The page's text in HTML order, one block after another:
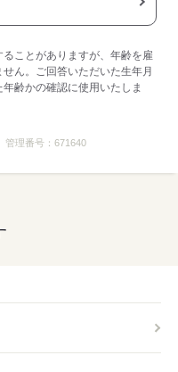
ことがありますが、年齢を雇
ん。ご回答いただいた生年月
齢かの確認に使用いたしま
管理番号： 671640